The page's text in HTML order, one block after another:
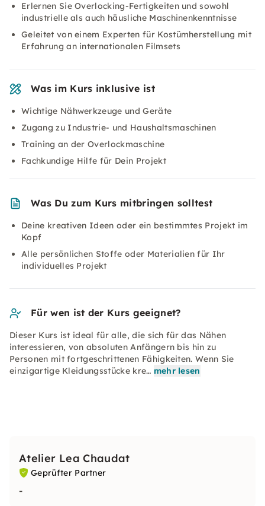
Erlernen Sie Overlocking-Fertigkeiten und sowohl
industrielle als auch häusliche Maschinenkenntnisse
Geleitet von einem Experten für Kostümherstellung mit
Erfahrung an internationalen Filmsets
Was im Kurs inklusive ist
Wichtige Nähwerkzeuge und Geräte
Zugang zu Industrie- und Haushaltsmaschinen
Training an der Overlockmaschine
Fachkundige Hilfe für Dein Projekt
Was Du zum Kurs mitbringen solltest
Deine kreativen Ideen oder ein bestimmtes Projekt im
Kopf
Alle persönlichen Stoffe oder Materialien für Ihr
individuelles Projekt
Für wen ist der Kurs geeignet?
Dieser Kurs ist ideal für alle, die sich für das Nähen
interessieren, von absoluten Anfängern bis hin zu
Personen mit fortgeschrittenen Fähigkeiten. Wenn Sie
einzigartige Kleidungsstücke kre… mehr lesen
Atelier Lea Chaudat
Geprüfter Partner
-